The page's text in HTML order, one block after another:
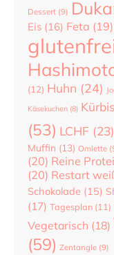
Dessert (9)
Eis (16) Feta (19)
(12) Huhn (24)
Käsekuchen (8) Kürbis
(53) LCHF (23)
Muffin (13) Omlette
(20) Reine
(20) Restart
Schokolade (15)
(17) Tagesplan (11)
Vegetarisch (18)
(59) Zentangle (9)